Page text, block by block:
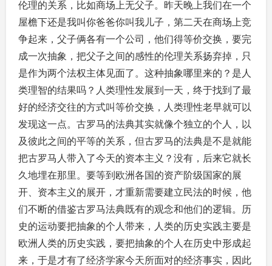
伦理的关系，比如商场上无父子。昨天晚上我们在一个
屋檐下还是我叫你爸爸你叫我儿子，第二天在商场上竞
争起来，父子俩各有一个公司，他们得等价交换，要完
成一次抽象，把父子之间的感性的伦理关系扬弃掉，只
是作为两个法权主体见面了。这种抽象哪里来的？是人
类理智的结果吗？人类理性发展到一天，终于找到了最
好的经济交往的方式叫等价交换，人类理性老早就可以
发现这一点。古罗马的法典其实就像个独立的个人，以
及彼此之间的平等的关系，但古罗马的法典是不是就能
把古罗马人带入了今天的资本主义？没有，后来它就长
久地埋在那里。要等到欧洲各国的资产阶级国家的展
开、资本主义的展开，才重新需要建立民法的时候，他
们不断的借鉴古罗马法典既有的观念和他们的逻辑。历
史的运动要把抽象的个人带来，人类的历史实践主要是
欧洲人类的历史实践，要把抽象的个人在历史中形成起
来，于是才有了经济学家今天所面对的经济事实，因此